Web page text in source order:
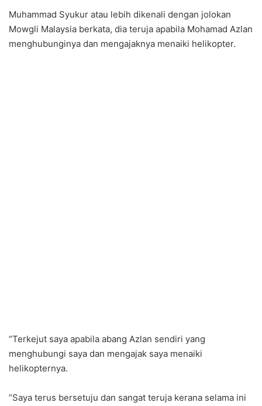
Muhammad Syukur atau lebih dikenali dengan jolokan
Mowgli Malaysia berkata, dia teruja apabila Mohamad Azlan
menghubunginya dan mengajaknya menaiki helikopter.
“Terkejut saya apabila abang Azlan sendiri yang
menghubungi saya dan mengajak saya menaiki
helikopternya.
“Saya terus bersetuju dan sangat teruja kerana selama ini